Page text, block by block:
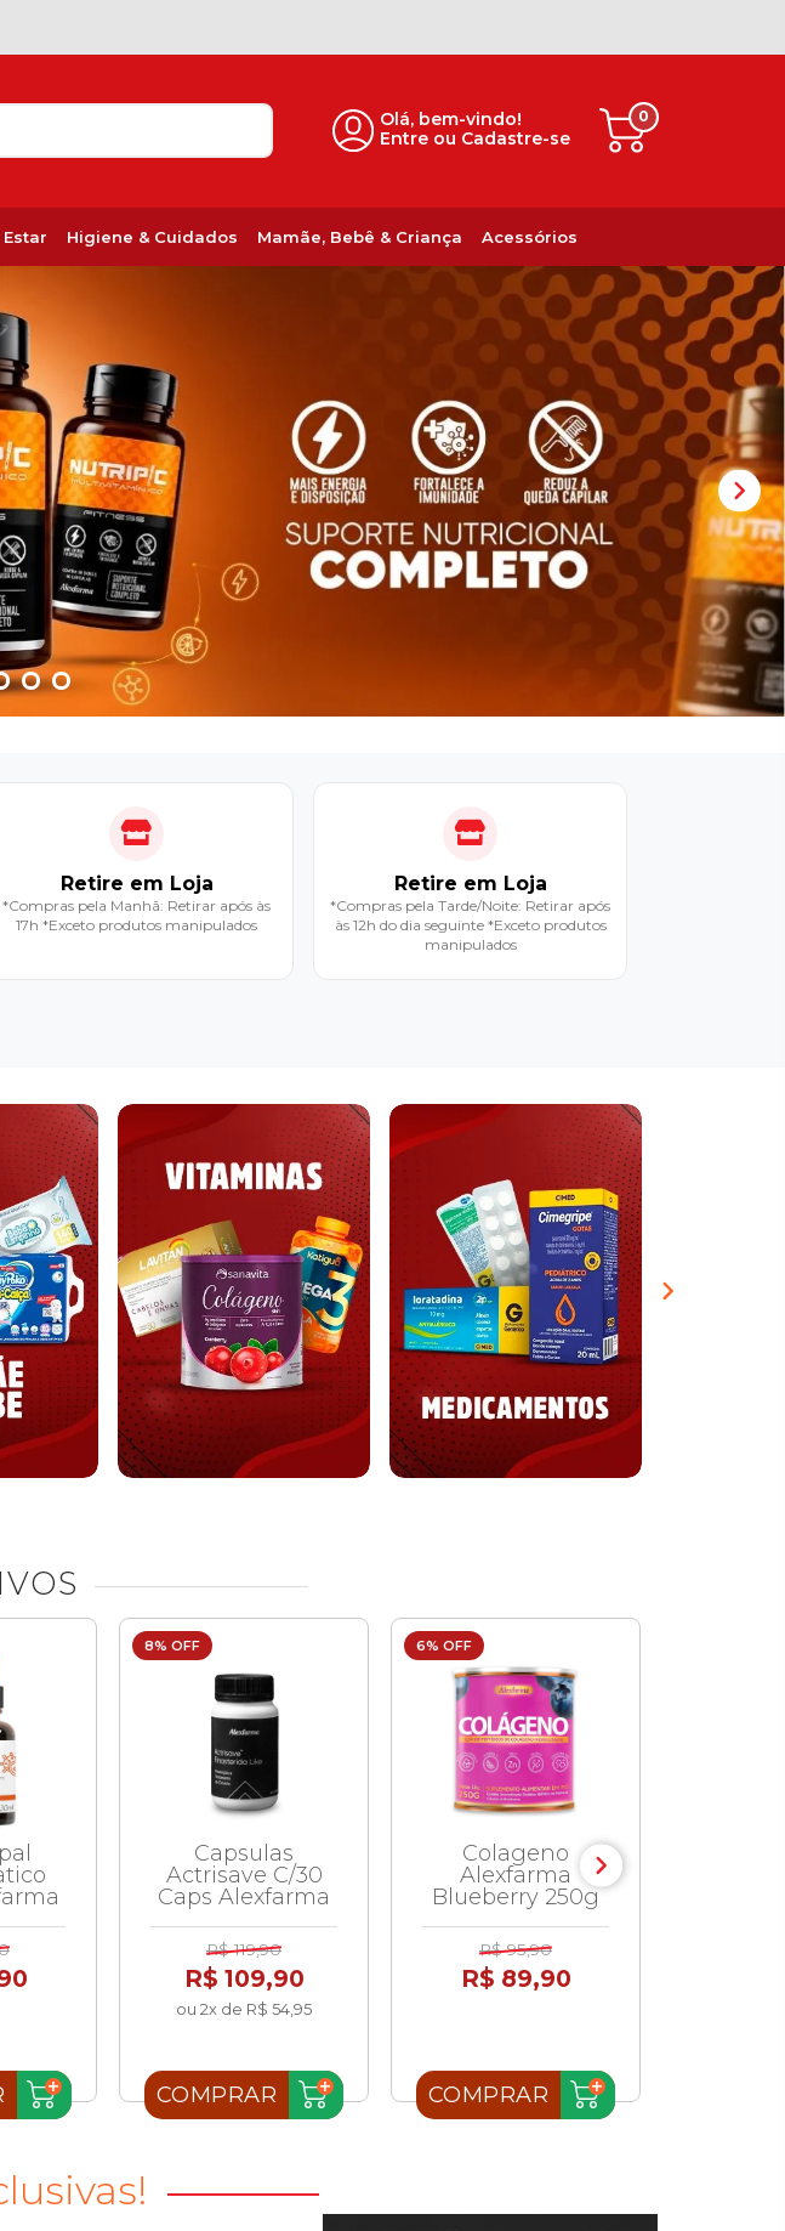
Olá, bem-vindo!
Entre ou Cadastre-se
0
Higiene & Cuidados Mamãe, Bebê & Criança Acessórios
Retire em Loja
*Compras pela Manhã: Retirar após às
17h *Exceto produtos manipulados
Retire em Loja
*Compras pela Tarde/Noite: Retirar após
às 12h do dia seguinte *Exceto produtos
manipulados
8% OFF
Capsulas
Actrisave C/30
Caps Alexfarma
R$ 119,90
R$ 109,90
ou 2x de R$ 54,95
COMPRAR
6% OFF
Colageno
Alexfarma
Blueberry 250g
R$ 95,90
R$ 89,90
COMPRAR